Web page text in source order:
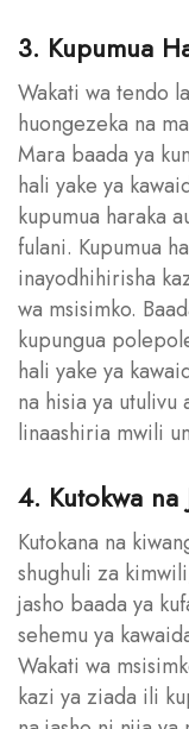
3. Kupumua
Wakati wa tendo
huongezeka na
Mara baada ya
hali yake ya
kupumua haraka
fulani. Kupumua
inayodhihirisha
wa msisimko.
kupungua
hali yake ya
na hisia ya
linaashiria mwili
4. Kutokwa na
Kutokana na
shughuli za
jasho baada ya
sehemu ya
Wakati wa
kazi ya ziada ili